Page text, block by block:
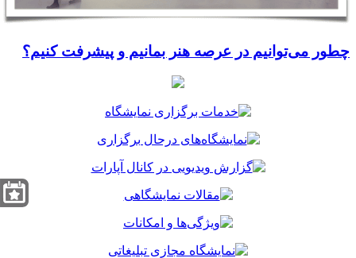
چطور می‌توانیم در عرصه هنر بمانیم و پیشرفت کنیم؟